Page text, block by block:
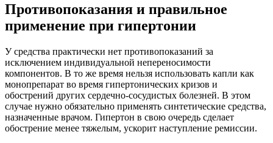
Противопоказания и правильное
применение при гипертонии
У средства практически нет противопоказаний за
исключением индивидуальной непереносимости
компонентов. В то же время нельзя использовать капли как
монопрепарат во время гипертонических кризов и
обострений других сердечно-сосудистых болезней. В этом
случае нужно обязательно применять синтетические средства,
назначенные врачом. Гипертон в свою очередь сделает
обострение менее тяжелым, ускорит наступление ремиссии.